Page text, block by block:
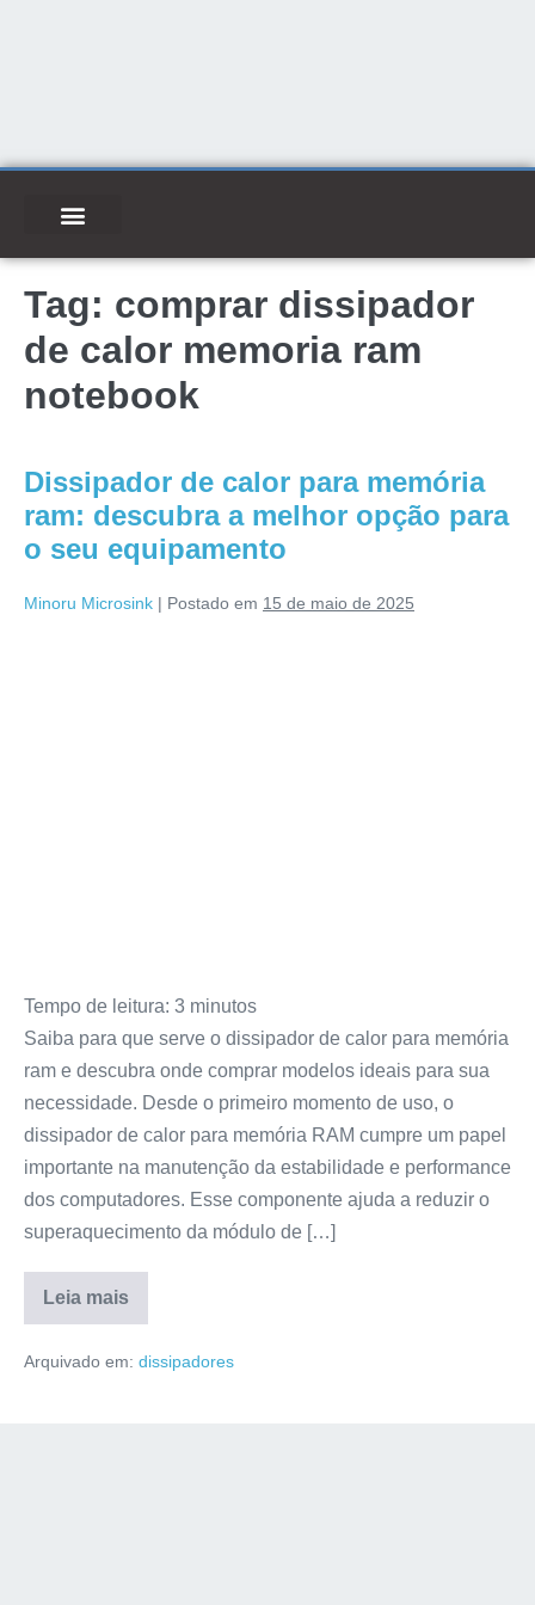
Tag: comprar dissipador
de calor memoria ram
notebook
Dissipador de calor para memória
ram: descubra a melhor opção para
o seu equipamento
Minoru Microsink | Postado em 15 de maio de 2025
Tempo de leitura: 3 minutos
Saiba para que serve o dissipador de calor para memória
ram e descubra onde comprar modelos ideais para sua
necessidade. Desde o primeiro momento de uso, o
dissipador de calor para memória RAM cumpre um papel
importante na manutenção da estabilidade e performance
dos computadores. Esse componente ajuda a reduzir o
superaquecimento da módulo de […]
Leia mais
Arquivado em: dissipadores